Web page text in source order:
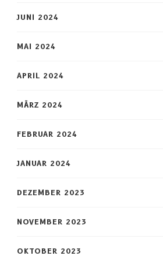
JUNI 2024
MAI 2024
APRIL 2024
MÄRZ 2024
FEBRUAR 2024
JANUAR 2024
DEZEMBER 2023
NOVEMBER 2023
OKTOBER 2023